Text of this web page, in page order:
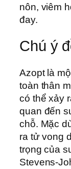
nôn, viêm
đay.
Chú ý
Azopt là
toàn thân
có thể xảy
quan đến
chỗ. Mặc
ra tử vong
trọng của
Stevens-